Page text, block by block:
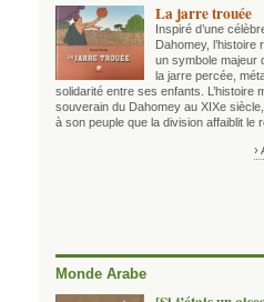
La jarre trouée
Inspiré d’une
Dahomey,
un symbole majeur
la jarre percée,
solidarité entre ses enfants. L’histoire
souverain du Dahomey au XIXe
à son peuple que la division affaiblit le
›
Monde Arabe